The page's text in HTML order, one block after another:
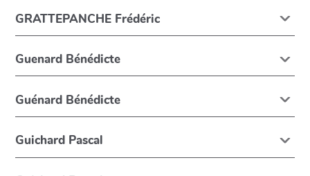
GRATTEPANCHE Frédéric
Guenard Bénédicte
Guénard Bénédicte
Guichard Pascal